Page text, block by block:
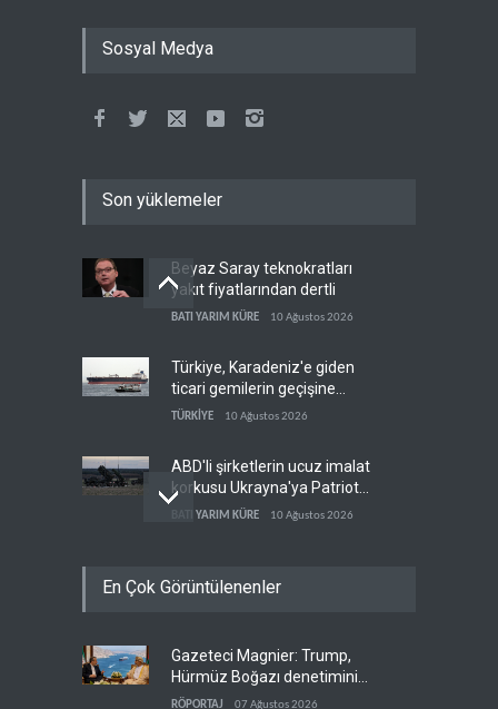
Sosyal Medya
Son yüklemeler
Beyaz Saray teknokratları
yakıt fiyatlarından dertli
BATI YARIM KÜRE 10 Ağustos 2026
Türkiye, Karadeniz'e giden
ticari gemilerin geçişine
yeniden izin verdi
TÜRKİYE 10 Ağustos 2026
ABD'li şirketlerin ucuz imalat
korkusu Ukrayna'ya Patriot
iznini engelledi
BATI YARIM KÜRE 10 Ağustos 2026
denklemi değiştirdi
Senatör Murphy: İsrail’in
adımları ABD’nin güvenlik
En Çok Görüntülenenler
Gazeteci Magnier: Trump,
Hürmüz Boğazı denetimini
doğrudan İran ve Umman'a
RÖPORTAJ 07 Ağustos 2026